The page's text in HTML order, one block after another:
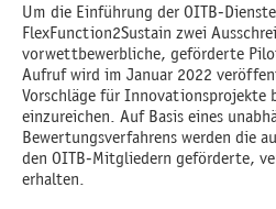
Um die Einführung der OITB-
FlexFunction2Sustain zwei
vorwettbewerbliche, geförderte
Aufruf wird im Januar 2022
Vorschläge für Innovationsprojekte
einzureichen. Auf Basis eines
Bewertungsverfahrens werden die
den OITB-Mitgliedern geförderte,
erhalten.